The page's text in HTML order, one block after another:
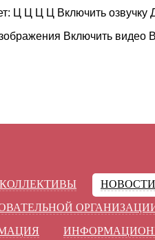
Ц Ц Ц Ц Включить озвучку
Включить видео
НОВОСТИ